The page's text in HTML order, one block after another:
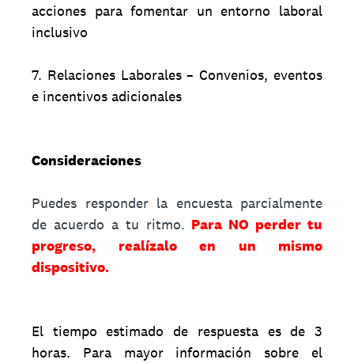
acciones para fomentar un entorno laboral
inclusivo
7. Relaciones Laborales – Convenios, eventos
e incentivos adicionales
Consideraciones
Puedes responder la encuesta parcialmente
de acuerdo a tu ritmo. Para NO perder tu
progreso, realízalo en un mismo
dispositivo.
El tiempo estimado de respuesta es de 3
horas. Para mayor información sobre el